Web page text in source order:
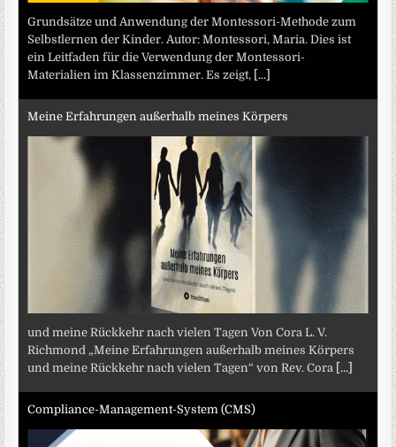
Grundsätze und Anwendung der Montessori-Methode zum
Selbstlernen der Kinder. Autor: Montessori, Maria. Dies ist
ein Leitfaden für die Verwendung der Montessori-
Materialien im Klassenzimmer. Es zeigt, [...]
Meine Erfahrungen außerhalb meines Körpers
und meine Rückkehr nach vielen Tagen Von Cora L. V.
Richmond „Meine Erfahrungen außerhalb meines Körpers
und meine Rückkehr nach vielen Tagen“ von Rev. Cora [...]
Compliance-Management-System (CMS)